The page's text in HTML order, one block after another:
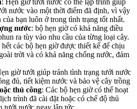
: Hẹn giờ tưới nước có thể lập trình giúp
nước vào một thời điểm đã định, vì vậy
bạn luôn ở trong tình trạng tốt nhất.
nước: bộ hẹn giờ có khả năng điều
ra tùy vào nhu cầu của từng loại cây.
hết các bộ hẹn giờ được thiết kế để chịu
trời và có khả năng chống nước, đảm
giờ tưới giúp tránh tình trạng tưới nước
đủ, tiết kiệm nước và bảo vệ cây trồng
thủ công: Các bộ hẹn giờ có thể hoạt
trình đã cài đặt hoặc có chế độ thủ